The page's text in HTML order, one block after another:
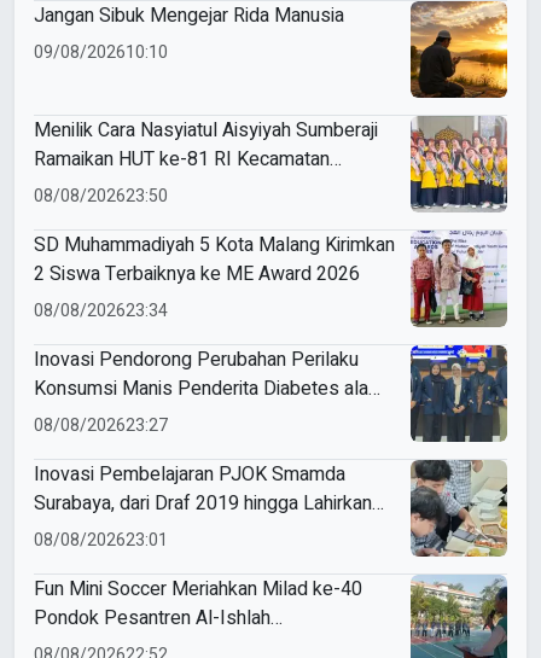
Jangan Sibuk Mengejar Rida Manusia
09/08/202610:10
Menilik Cara Nasyiatul Aisyiyah Sumberaji
Ramaikan HUT ke-81 RI Kecamatan
Sukodadi
08/08/202623:50
SD Muhammadiyah 5 Kota Malang Kirimkan
2 Siswa Terbaiknya ke ME Award 2026
08/08/202623:34
Inovasi Pendorong Perubahan Perilaku
Konsumsi Manis Penderita Diabetes ala
Mahasiswa Unesa
08/08/202623:27
Inovasi Pembelajaran PJOK Smamda
Surabaya, dari Draf 2019 hingga Lahirkan
Modul Gizi Digital
08/08/202623:01
Fun Mini Soccer Meriahkan Milad ke-40
Pondok Pesantren Al-Ishlah
Sendangagung